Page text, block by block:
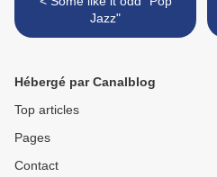
Jazz"
Hébergé par Canalblog
Top articles
Pages
Contact